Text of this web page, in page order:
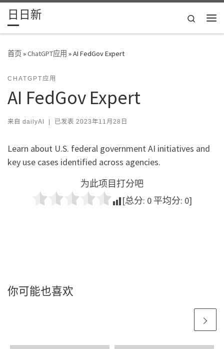
Skip to content
日日新
Search
首页»ChatGPT应用 »AI FedGov Expert
CHATGPT应用
AI FedGov Expert
来自 dailyAI | 已发表 2023年11月28日
Learn about U.S. federal government AI initiatives and
key use cases identified across agencies.
为此项目打分吧
[总分: 0 平均分: 0]
你可能也喜欢